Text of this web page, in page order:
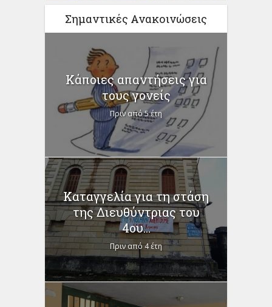
Σημαντικές Ανακοινώσεις
Κάποιες απαντήσεις για
τους γονείς
Πριν από 5 έτη
Καταγγελία για τη στάση
της Διευθύντριας του
4ου...
Πριν από 4 έτη